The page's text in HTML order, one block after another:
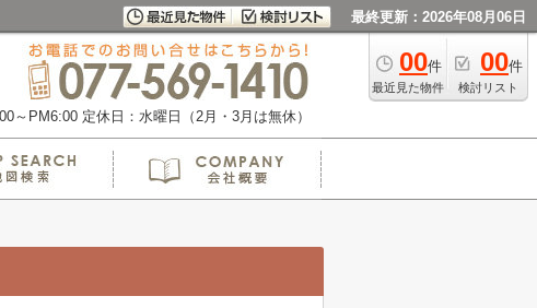
最終更新：2026年08月06日
00件
最近見た物件
00件
検討リスト
～PM6:00 定休日：水曜日（2月・3月は無休）